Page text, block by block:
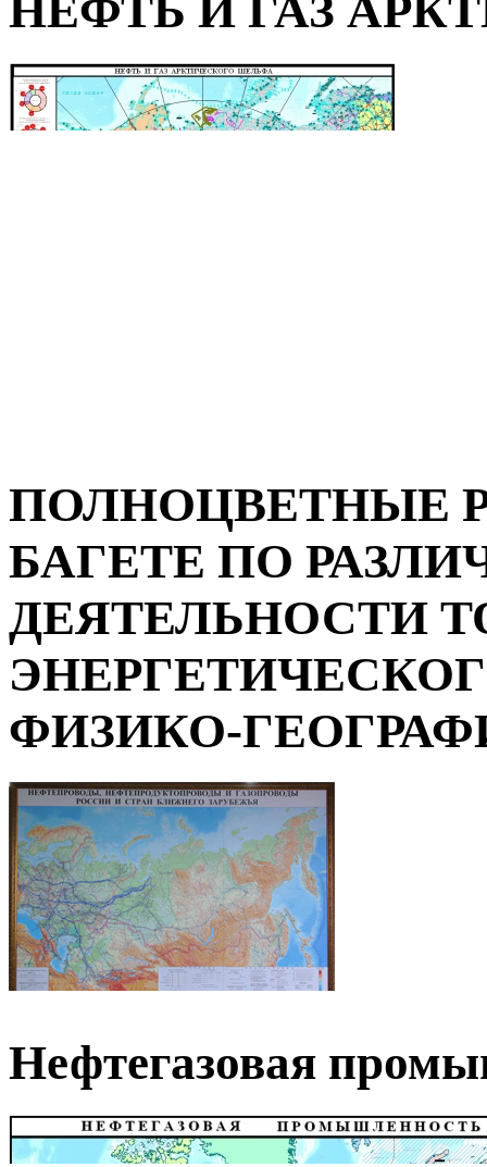
НЕФТЬ И ГАЗ
ПОЛНОЦВЕТНЫЕ
БАГЕТЕ ПО
ДЕЯТЕЛЬНОСТИ
ФИЗИКО-
Нефтегазовая